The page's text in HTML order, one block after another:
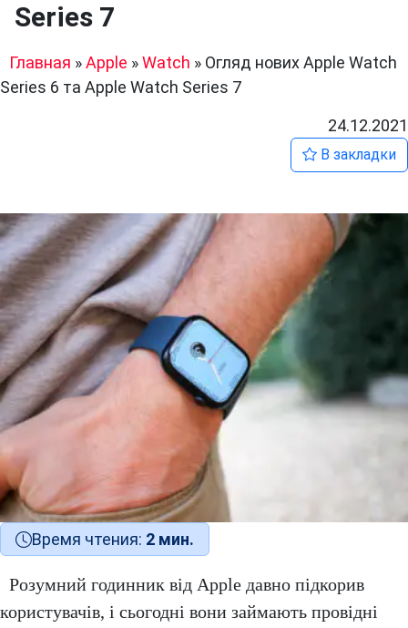
Series 7
Главная »Apple »Watch » Огляд нових Apple Watch
Series 6 та Apple Watch Series 7
24.12.2021
В закладки
Время чтения: 2 мин.
Розумний годинник від Apple давно підкорив
користувачів, і сьогодні вони займають провідні